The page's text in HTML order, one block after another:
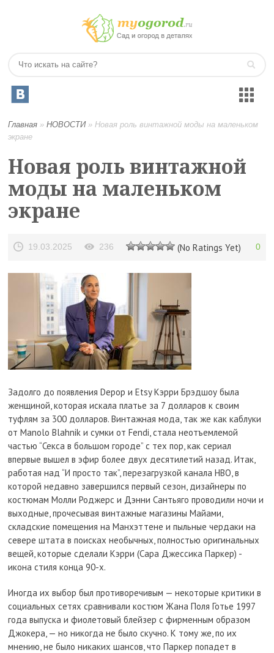
Главная »НОВОСТИ»Новая роль винтажной моды на маленьком
экране
Новая роль винтажной
моды на маленьком
экране
19.03.2025 236 (No Ratings Yet) 0
Задолго до появления Depop и Etsy Кэрри Брэдшоу была
женщиной, которая искала платье за 7 долларов к своим
туфлям за 300 долларов. Винтажная мода, так же как каблуки
от Manolo Blahnik и сумки от Fendi, стала неотъемлемой
частью “Секса в большом городе” с тех пор, как сериал
впервые вышел в эфир более двух десятилетий назад. Итак,
работая над “И просто так”, перезагрузкой канала HBO, в
которой недавно завершился первый сезон, дизайнеры по
костюмам Молли Роджерс и Дэнни Сантьяго проводили ночи и
выходные, прочесывая винтажные магазины Майами,
складские помещения на Манхэттене и пыльные чердаки на
севере штата в поисках необычных, полностью оригинальных
вещей, которые сделали Кэрри (Сара Джессика Паркер) -
икона стиля конца 90-х.
Иногда их выбор был противоречивым — некоторые критики в
социальных сетях сравнивали костюм Жана Поля Готье 1997
года выпуска и фиолетовый блейзер с фирменным образом
Джокера, — но никогда не было скучно. К тому же, по их
мнению, не было никаких шансов, что Паркер попадет в